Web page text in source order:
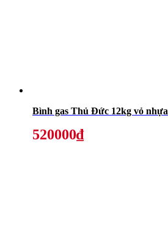
Bình gas Thủ Đức 12kg vỏ nhựa
520000₫